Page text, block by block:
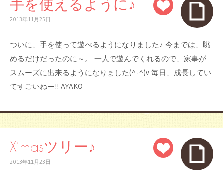
手を使えるように♪
2013年11月25日
ついに、手を使って遊べるようになりました♪ 今までは、眺
めるだけだったのに～。 一人で遊んでくれるので、家事が
スムーズに出来るようになりました(^-^)v 毎日、成長してい
てすごいねー!! AYAKO
X’masツリー♪
2013年11月23日